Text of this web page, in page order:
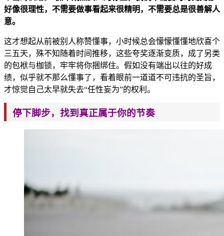
好像很理性，不需要做事看起来很精明，不需要总是很善解人
意。
这才想起从前被别人称赞懂事，小时候总会懞懞懂懂地欣喜个
三五天，殊不知随着时间推移，这些夸奖逐渐变质，成了另类
的包袱与枷锁，牢牢将你捆绑住。假如没有端出以往的好成
绩，似乎就不那么懂事了，看着眼前一道道不可违抗的圣旨，
才惊觉自己太早就失去“任性妄为”的权利。
停下脚步，找到真正属于你的节奏